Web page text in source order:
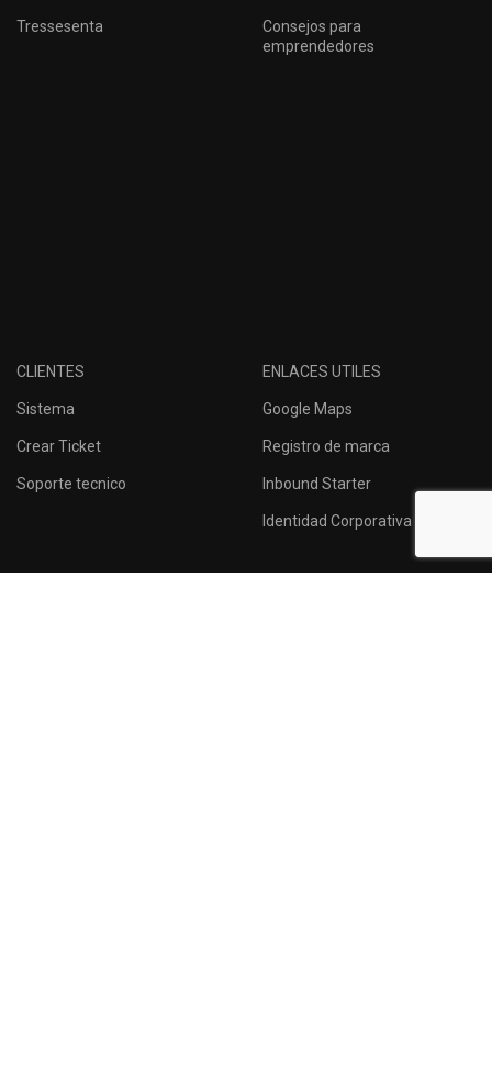
Tressesenta
Consejos para
emprendedores
CLIENTES
Sistema
Crear Ticket
Soporte tecnico
ENLACES UTILES
Google Maps
Registro de marca
Inbound Starter
Identidad Corporativa